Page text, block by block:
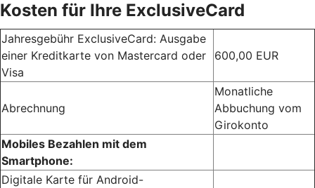
Kosten für Ihre ExclusiveCard
Jahresgebühr ExclusiveCard: Ausgabe
einer Kreditkarte von Mastercard oder
Visa
600,00 EUR
Abrechnung
Monatliche
Abbuchung vom
Girokonto
Mobiles Bezahlen mit dem
Smartphone:
Digitale Karte für Android-